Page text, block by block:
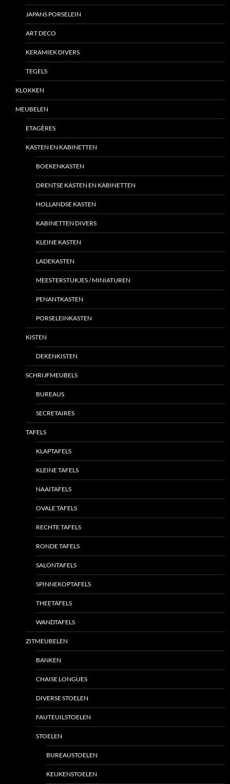
JAPANS PORSELEIN
ART DECO
KERAMIEK DIVERS
TEGELS
KLOKKEN
MEUBELEN
ETAGÈRES
KASTEN EN KABINETTEN
BOEKENKASTEN
DRENTSE KASTEN EN KABINETTEN
HOLLANDSE KASTEN
KABINETTEN DIVERS
KLEINE KASTEN
LADEKASTEN
MEESTERSTUKJES / MINIATUREN
PENANTKASTEN
PORSELEINKASTEN
KISTEN
DEKENKISTEN
SCHRIJFMEUBELS
BUREAUS
SECRETAIRES
TAFELS
KLAPTAFELS
KLEINE TAFELS
NAAITAFELS
OVALE TAFELS
RECHTE TAFELS
RONDE TAFELS
SALONTAFELS
SPINNEKOPTAFELS
THEETAFELS
WANDTAFELS
ZITMEUBELEN
BANKEN
CHAISE LONGUES
DIVERSE STOELEN
FAUTEUILSTOELEN
STOELEN
BUREAUSTOELEN
KEUKENSTOELEN